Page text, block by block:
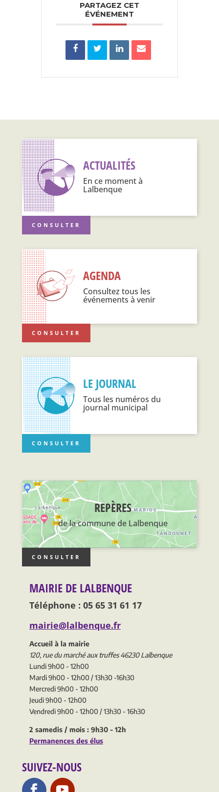
PARTAGEZ CET
ÉVÉNEMENT
ACTUALITÉS
En ce moment à
Lalbenque
CONSULTER
AGENDA
Consultez tous les
événements à venir
CONSULTER
LE JOURNAL
Tous les numéros du
journal municipal
CONSULTER
REPÈRES
de la commune de Lalbenque
CONSULTER
MAIRIE DE LALBENQUE
Téléphone : 05 65 31 61 17
mairie@lalbenque.fr
Accueil à la mairie
120, rue du marché aux truffes 46230 Lalbenque
Lundi 9h00 - 12h00
Mardi 9h00 - 12h00 / 13h30 -16h30
Mercredi 9h00 - 12h00
Jeudi 9h00 - 12h00
Vendredi 9h00 - 12h00 / 13h30 - 16h30
2 samedis / mois : 9h30 - 12h
Permanences des élus
SUIVEZ-NOUS